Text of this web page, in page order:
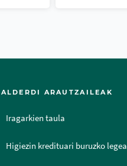
ALDERDI ARAUTZAILEAK
Iragarkien taula
Higiezin kredituari buruzko legea